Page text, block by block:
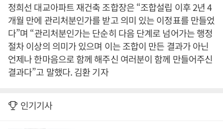
정희선 대교아파트 재건축 조합장은 “조합설립 이후 2년 4
개월 만에 관리처분인가를 받고 의미 있는 이정표를 만들었
다”며 “관리처분인가는 단순히 다음 단계로 넘어가는 행정
절차 이상의 의미가 있으며 이는 조합이 만든 결과가 아닌
언제나 한마음으로 함께 해주신 여러분이 함께 만들어주신
결과다”고 말했다. 김환 기자
인기기사